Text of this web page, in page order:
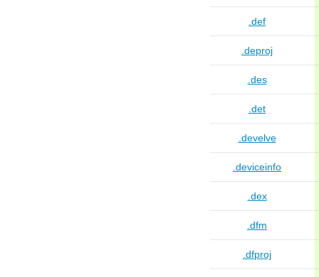
.def
.deproj
.des
.det
.develve
.deviceinfo
.dex
.dfm
.dfproj